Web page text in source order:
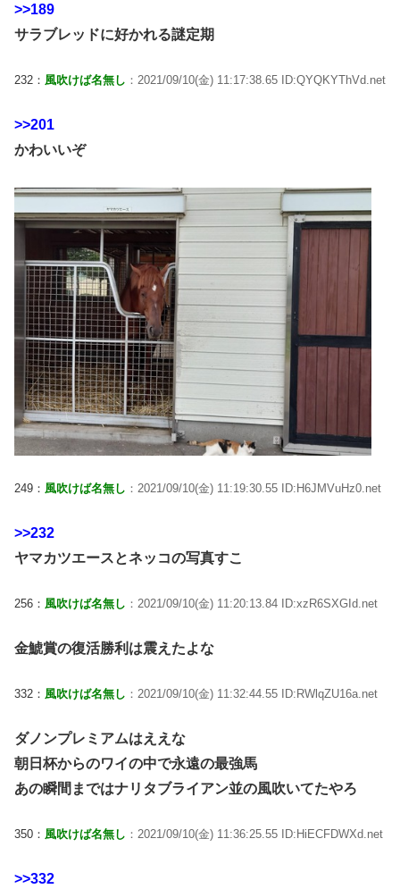
>>189
サラブレッドに好かれる謎定期
232： 風吹けば名無し ：2021/09/10(金) 11:17:38.65 ID:QYQKYThVd.net
>>201
かわいいぞ
249： 風吹けば名無し ：2021/09/10(金) 11:19:30.55 ID:H6JMVuHz0.net
>>232
ヤマカツエースとネッコの写真すこ
256： 風吹けば名無し ：2021/09/10(金) 11:20:13.84 ID:xzR6SXGId.net
金鯱賞の復活勝利は震えたよな
332： 風吹けば名無し ：2021/09/10(金) 11:32:44.55 ID:RWlqZU16a.net
ダノンプレミアムはええな
朝日杯からのワイの中で永遠の最強馬
あの瞬間まではナリタブライアン並の風吹いてたやろ
350： 風吹けば名無し ：2021/09/10(金) 11:36:25.55 ID:HiECFDWXd.net
>>332